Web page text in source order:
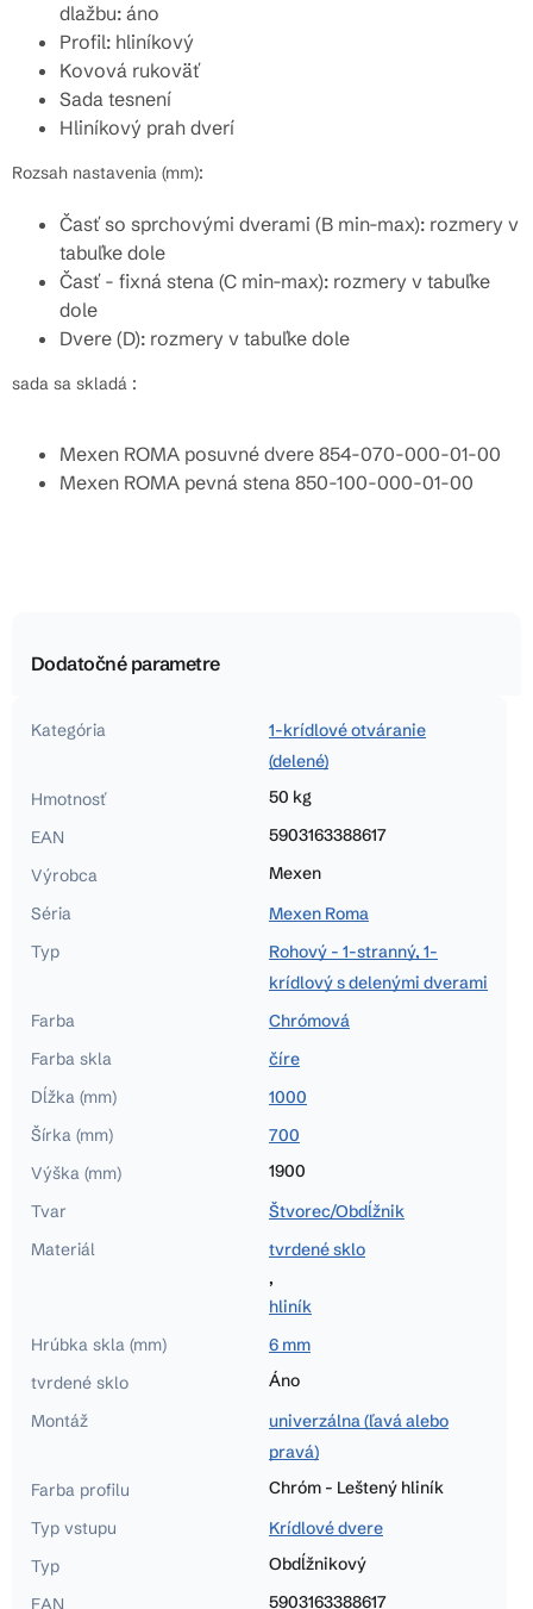
dlažbu: áno
Profil: hliníkový
Kovová rukoväť
Sada tesnení
Hliníkový prah dverí
Rozsah nastavenia (mm):
Časť so sprchovými dverami (B min-max): rozmery v
tabuľke dole
Časť - fixná stena (C min-max): rozmery v tabuľke
dole
Dvere (D): rozmery v tabuľke dole
sada sa skladá :
Mexen ROMA posuvné dvere 854-070-000-01-00
Mexen ROMA pevná stena 850-100-000-01-00
Dodatočné parametre
Kategória
1-krídlové otváranie
(delené)
Hmotnosť
50 kg
EAN
5903163388617
Výrobca
Mexen
Séria
Mexen Roma
Typ
Rohový - 1-stranný, 1-
krídlový s delenými dverami
Farba
Chrómová
Farba skla
číre
Dĺžka (mm)
1000
Šírka (mm)
700
Výška (mm)
1900
Tvar
Štvorec/Obdĺžnik
Materiál
tvrdené sklo
,
hliník
Hrúbka skla (mm)
6 mm
tvrdené sklo
Áno
Montáž
univerzálna (ľavá alebo
pravá)
Farba profilu
Chróm - Leštený hliník
Typ vstupu
Krídlové dvere
Typ
Obdĺžnikový
EAN
5903163388617